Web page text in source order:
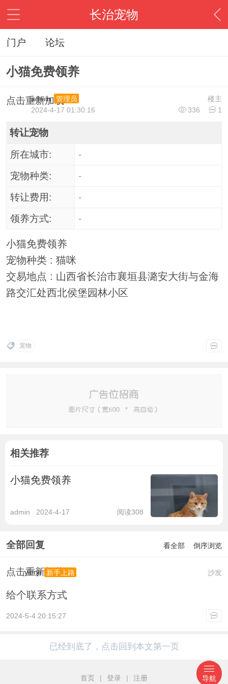
长治宠物
门户 论坛
小猫免费领养
点击重新加载 楼主
admin
管理员
336
1
2024-4-17 01:30:16
转让宠物
所在城市:
-
宠物种类:
-
转让费用:
-
领养方式:
-
小猫免费领养
宠物种类 : 猫咪
交易地点 : 山西省长治市襄垣县潞安大街与金海
路交汇处西北侯堡园林小区
宠物
相关推荐
小猫免费领养
admin 2024-4-17 阅读308
全部回复 看全部 倒序浏览
点击重新加载 沙发
yieryi 新手上路
给个联系方式
2024-5-4 20:15:27
已经到底了，点击回到本文第一页
首页 | 登录 | 注册 导航